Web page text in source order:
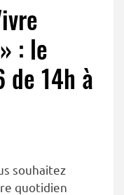
: le
14h à
souhaitez
quotidien